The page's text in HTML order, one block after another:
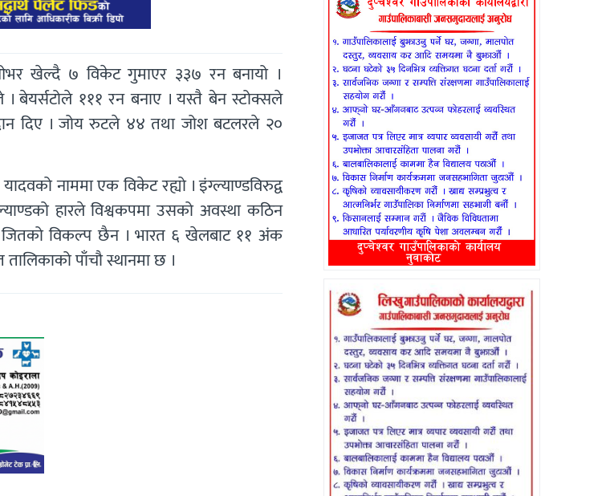
खेल्दै ७ विकेट गुमाएर ३३७ रन बनायो ।
बेयर्सटोले १११ रन बनाए । यस्तै बेन स्टोक्सले
दिए । जोय रुटले ४४ तथा जोश बटलरले २०
नाममा एक विकेट रह्यो । इंग्ल्याण्डविरुद्व
हारले विश्वकपमा उसको अवस्था कठिन
जितको विकल्प छैन । भारत ६ खेलबाट ११ अंक
पाँचौ स्थानमा छ ।